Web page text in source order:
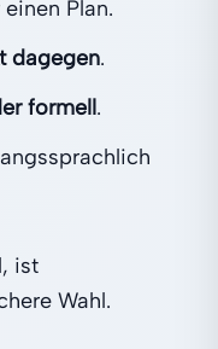
Plan.
dagegen.
formell.
ist
Wahl.